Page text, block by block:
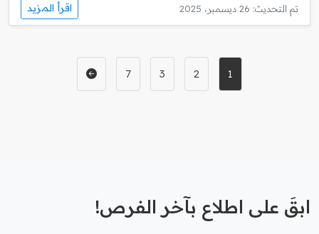
تم التحديث: 26 ديسمبر، 2025 اقرأ المزيد
1
2
3
7
ابقَ على اطلاع بآخر الفرص!